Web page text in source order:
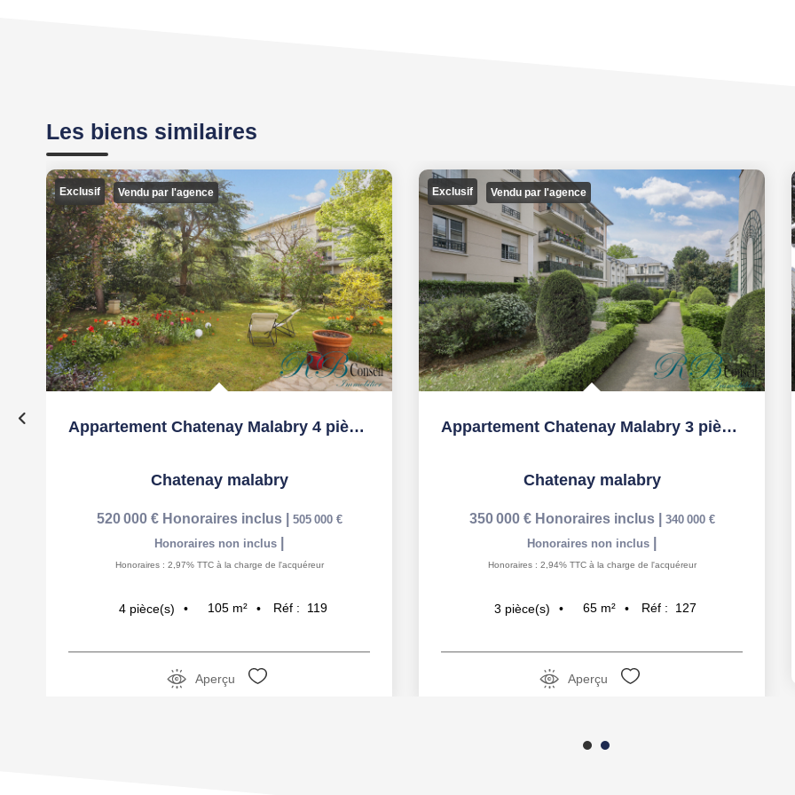
Les biens similaires
Exclusif Vendu par l'agence
Appartement Chatenay Malabry 4 pièce(s) 105.16 m2
Chatenay malabry
520 000 € Honoraires inclus
505 000 €
Honoraires non inclus
Honoraires : 2,97% TTC à la charge de l'acquéreur
4 pièce(s) 105 m² Réf : 119
Aperçu
Exclusif Vendu par l'agence
Appartement Chatenay Malabry 3 pièce(s) 65 m2
Chatenay malabry
350 000 € Honoraires inclus
340 000 €
Honoraires non inclus
Honoraires : 2,94% TTC à la charge de l'acquéreur
3 pièce(s) 65 m² Réf : 127
Aperçu